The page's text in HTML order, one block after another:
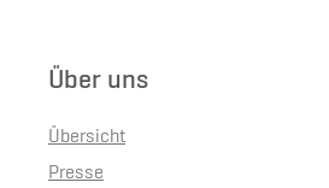
Über uns
Übersicht
Presse